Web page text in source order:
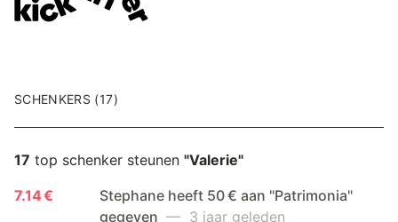
SCHENKERS (17)
17 top schenker steunen "Valerie"
7.14 €
Stephane heeft 50 € aan "Patrimonia"
gegeven — 3 jaar geleden